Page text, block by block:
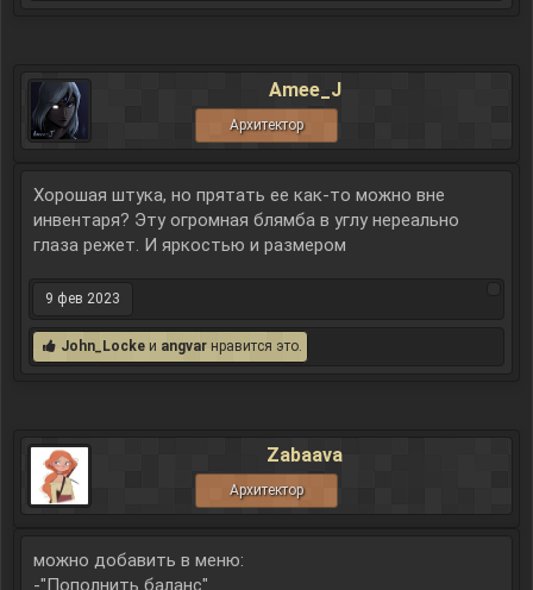
Amee_J
Архитектор
Хорошая штука, но прятать ее как-то можно вне
инвентаря? Эту огромная блямба в углу нереально
глаза режет. И яркостью и размером
9 фев 2023
John_Locke и angvar нравится это.
Zabaava
Архитектор
можно добавить в меню:
-"Пополнить баланс"